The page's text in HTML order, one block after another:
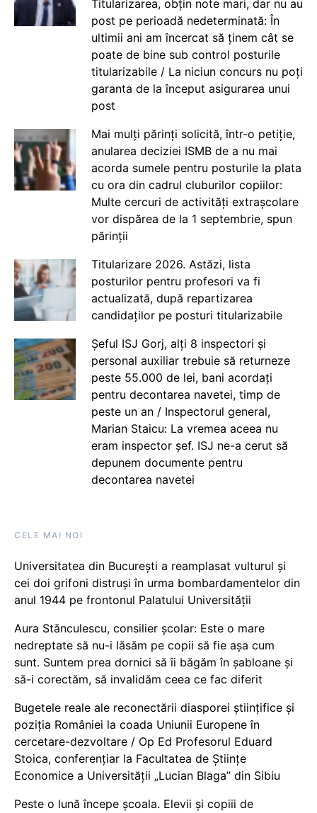
Titularizarea, obțin note mari, dar nu au
post pe perioadă nedeterminată: În
ultimii ani am încercat să ținem cât se
poate de bine sub control posturile
titularizabile / La niciun concurs nu poți
garanta de la început asigurarea unui
post
Mai mulți părinți solicită, într-o petiție,
anularea deciziei ISMB de a nu mai
acorda sumele pentru posturile la plata
cu ora din cadrul cluburilor copiilor:
Multe cercuri de activități extrașcolare
vor dispărea de la 1 septembrie, spun
părinții
Titularizare 2026. Astăzi, lista
posturilor pentru profesori va fi
actualizată, după repartizarea
candidaților pe posturi titularizabile
Șeful ISJ Gorj, alți 8 inspectori și
personal auxiliar trebuie să returneze
peste 55.000 de lei, bani acordați
pentru decontarea navetei, timp de
peste un an / Inspectorul general,
Marian Staicu: La vremea aceea nu
eram inspector șef. ISJ ne-a cerut să
depunem documente pentru
decontarea navetei
CELE MAI NOI
Universitatea din București a reamplasat vulturul și
cei doi grifoni distruși în urma bombardamentelor din
anul 1944 pe frontonul Palatului Universității
Aura Stănculescu, consilier școlar: Este o mare
nedreptate să nu-i lăsăm pe copii să fie așa cum
sunt. Suntem prea dornici să îi băgăm în șabloane și
să-i corectăm, să invalidăm ceea ce fac diferit
Bugetele reale ale reconectării diasporei științifice și
poziția României la coada Uniunii Europene în
cercetare-dezvoltare / Op Ed Profesorul Eduard
Stoica, conferențiar la Facultatea de Științe
Economice a Universității „Lucian Blaga” din Sibiu
Peste o lună începe școala. Elevii și copiii de